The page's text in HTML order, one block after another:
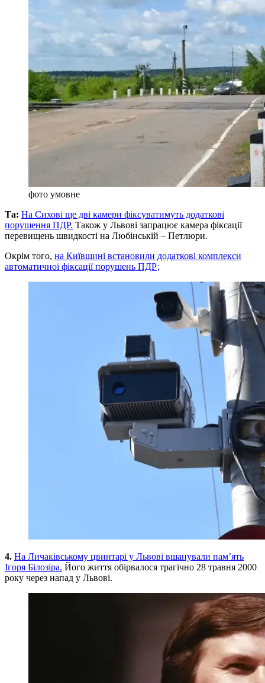
фото умовне
Та: На Сихові ще дві камери фіксуватимуть додаткові
порушення ПДР. Також у Львові запрацює камера фіксації
перевищень швидкості на Любінській – Петлюри.
Окрім того, на Київщині встановили додаткові комплекси
автоматичної фіксації порушень ПДР;
4. На Личаківському цвинтарі у Львові вшанували пам’ять
Ігоря Білозіра. Його життя обірвалося трагічно 28 травня 2000
року через напад у Львові.